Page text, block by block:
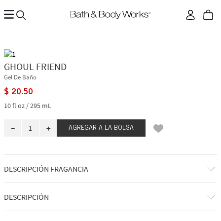
GHOUL FRIEND
Gel De Baño
$ 20.50
10 fl oz / 295 mL
＋
－ AGREGAR A LA BOLSA
DESCRIPCIÓN FRAGANCIA
Cómo huele: brillante, afrutado y simplemente fabuloso.
DESCRIPCIÓN